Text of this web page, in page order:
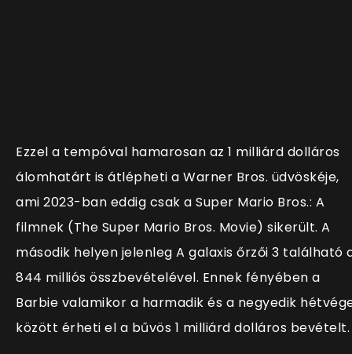
Ezzel a tempóval hamarosan az 1 milliárd dolláros
álomhatárt is átlépheti a Warner Bros. üdvöskéje,
ami 2023-ban eddig csak a Super Mario Bros.: A
filmnek (The Super Mario Bros. Movie) sikerült. A
második helyen jelenleg A galaxis őrzői 3 található
844 milliós összbevételével. Ennek fényében a
Barbie valamikor a harmadik és a negyedik
között érheti el a bűvös 1 milliárd dolláros bevételt.